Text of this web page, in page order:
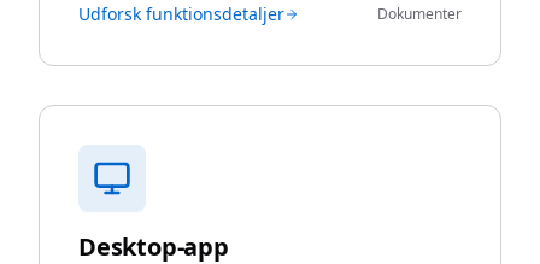
Udforsk funktionsdetaljer Dokumenter
Desktop-app